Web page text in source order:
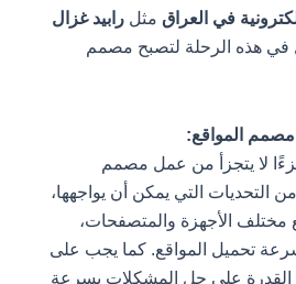
في العراق مثلرابيد غزال
هذه الرحلة لتصبح مصمم
المواقع:
لا يتجزأ من عمل مصمم
التحديات التي يمكن أن يواجهها،
الأجهزة والمتصفحات،
تحميل المواقع. كما يجب على
على حل المشكلات بسرعة